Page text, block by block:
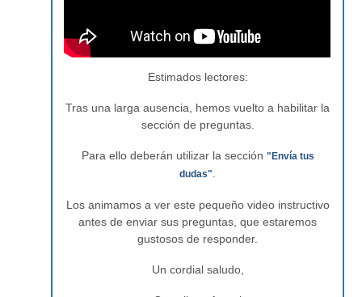
Estimados lectores:
Tras una larga ausencia, hemos vuelto a habilitar la
sección de preguntas.
Para ello deberán utilizar la sección "Envía tus
dudas"
Los animamos a ver este pequeño video instructivo
antes de enviar sus preguntas, que estaremos
gustosos de responder.
Un cordial saludo,